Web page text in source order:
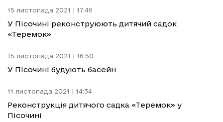
15 листопада 2021 | 17:49
У Пісочині реконструюють дитячий садок
«Теремок»
15 листопада 2021 | 16:50
У Пісочині будують басейн
11 листопада 2021 | 14:34
Реконструкція дитячого садка «Теремок» у
Пісочині